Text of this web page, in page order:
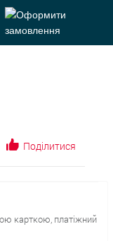
Поділитися
карткою, платіжний